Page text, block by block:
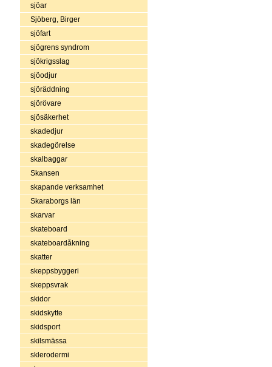
sjöar
Sjöberg, Birger
sjöfart
sjögrens syndrom
sjökrigsslag
sjöodjur
sjöräddning
sjörövare
sjösäkerhet
skadedjur
skadegörelse
skalbaggar
Skansen
skapande verksamhet
Skaraborgs län
skarvar
skateboard
skateboardåkning
skatter
skeppsbyggeri
skeppsvrak
skidor
skidskytte
skidsport
skilsmässa
sklerodermi